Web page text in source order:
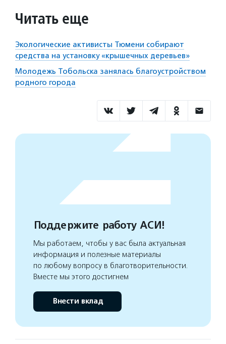
Читать еще
Экологические активисты Тюмени собирают
средства на установку «крышечных деревьев»
Молодежь Тобольска занялась благоустройством
родного города
Поддержите работу АСИ!
Мы работаем, чтобы у вас была актуальная
информация и полезные материалы
по любому вопросу в благотворительности.
Вместе мы этого достигнем
Внести вклад